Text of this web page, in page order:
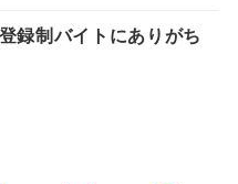
録制バイトにありがち